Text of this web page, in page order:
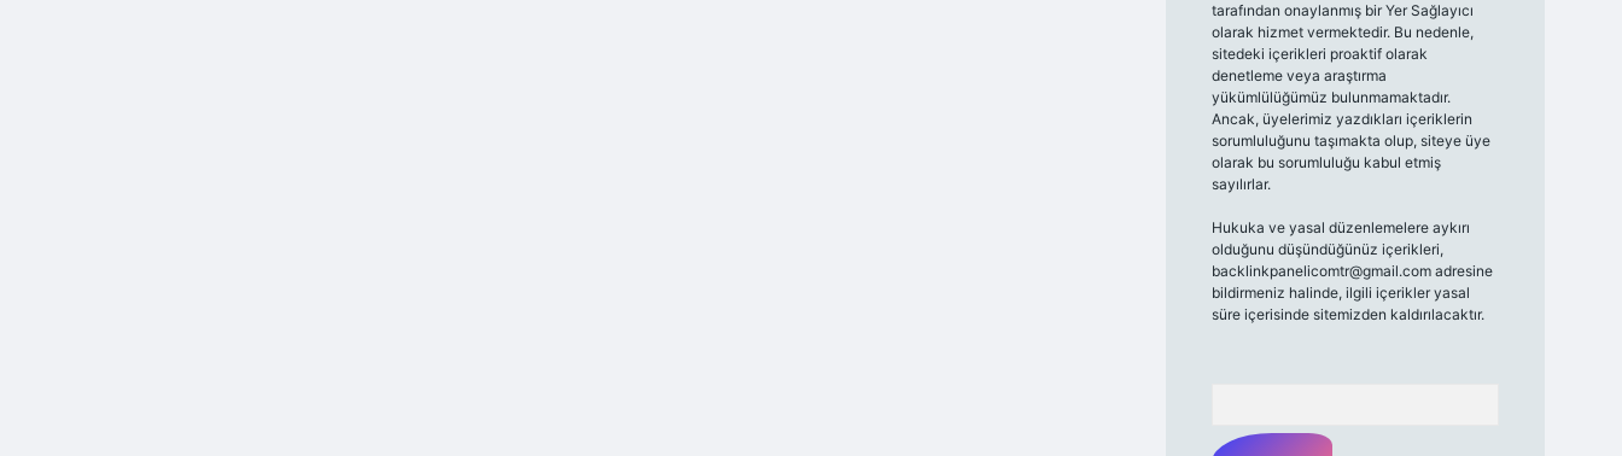
tarafından onaylanmış bir Yer Sağlayıcı
olarak hizmet vermektedir. Bu nedenle,
sitedeki içerikleri proaktif olarak
denetleme veya araştırma
yükümlülüğümüz bulunmamaktadır.
Ancak, üyelerimiz yazdıkları içeriklerin
sorumluluğunu taşımakta olup, siteye üye
olarak bu sorumluluğu kabul etmiş
sayılırlar.
Hukuka ve yasal düzenlemelere aykırı
olduğunu düşündüğünüz içerikleri,
backlinkpanelicomtr@gmail.comadresine
bildirmeniz halinde, ilgili içerikler yasal
süre içerisinde sitemizden kaldırılacaktır.